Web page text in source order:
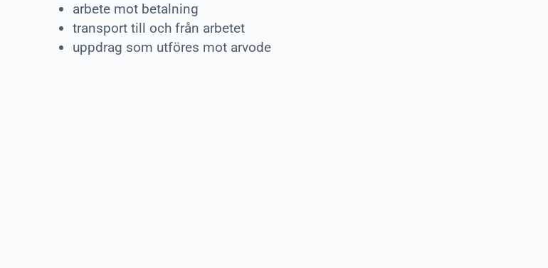
arbete mot betalning
transport till och från arbetet
uppdrag som utföres mot arvode